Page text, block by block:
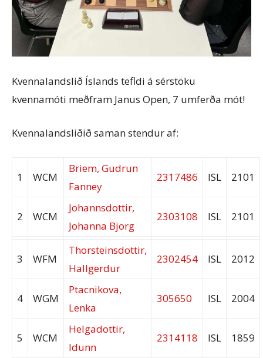
Kvennalandslið Íslands tefldi á sérstöku
kvennamóti meðfram Janus Open, 7 umferða mót!
Kvennalandsliðið saman stendur af:
1 WCM
Briem, Gudrun
Fanney
2317486 ISL 2101
2 WCM
Johannsdottir,
Johanna Bjorg
2303108 ISL 2101
3 WFM
Thorsteinsdottir,
Hallgerdur
2302454 ISL 2012
4 WGM
Ptacnikova,
Lenka
305650 ISL 2004
5 WCM
Helgadottir,
Idunn
2314118 ISL 1859